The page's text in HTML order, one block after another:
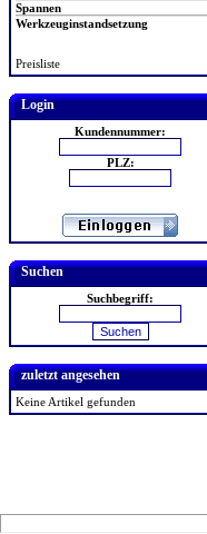
Spannen
Werkzeuginstandsetzung
Preisliste
Login
Kundennummer:
PLZ:
Suchen
Suchbegriff:
zuletzt angesehen
Keine Artikel gefunden